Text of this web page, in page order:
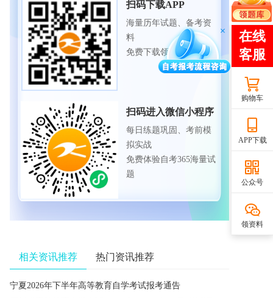
扫码下载APP
海量历年试题、备考资
料
免费下载领取
扫码进入微信小程序
每日练题巩固、考前模
拟实战
免费体验自考365海量试
题
相关资讯推荐 热门资讯推荐
宁夏2026年下半年高等教育自学考试报考通告
购物车
APP下载
公众号
领资料